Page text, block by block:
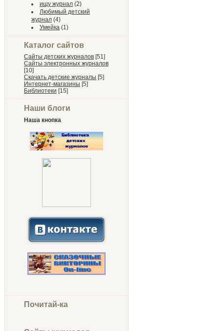
ищу журнал (2)
Любимый детский
журнал (4)
Умейка (1)
Каталог сайтов
Сайты детских журналов [51]
Сайты электронных журналов
[10]
Скачать детские журналы [5]
Интернет-магазины [5]
Библиотеки [15]
Наши блоги
Наша кнопка
Почитай-ка